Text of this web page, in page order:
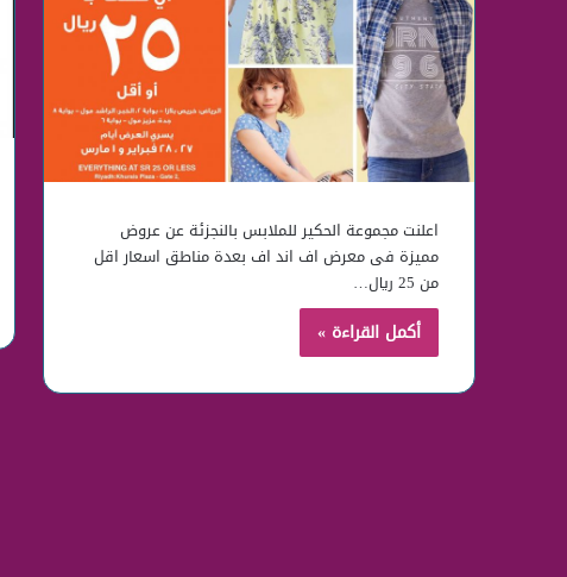
اعلنت مجموعة الحكير للملابس بالنجزئة عن عروض
مميزة فى معرض اف اند اف بعدة مناطق اسعار اقل
من 25 ريال…
أكمل القراءة »